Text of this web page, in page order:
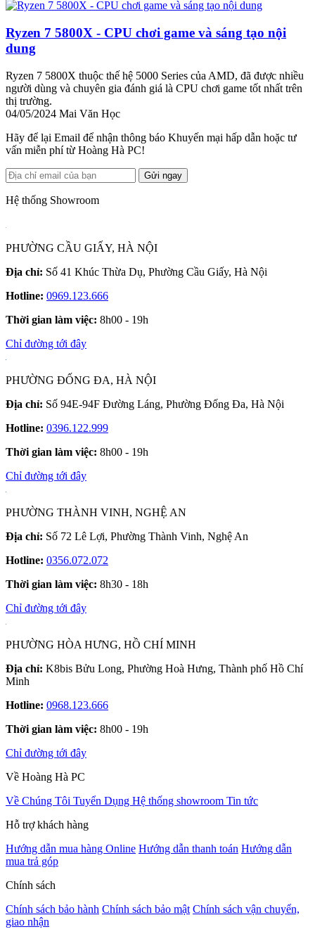
Ryzen 7 5800X - CPU chơi game và sáng tạo nội
dung
Ryzen 7 5800X thuộc thế hệ 5000 Series của AMD, đã được nhiều
người dùng và chuyên gia đánh giá là CPU chơi game tốt nhất trên
thị trường.
04/05/2024 Mai Văn Học
Hãy để lại Email để nhận thông báo Khuyến mại hấp dẫn hoặc tư
vấn miễn phí từ Hoàng Hà PC!
Gửi ngay
Hệ thống Showroom
PHƯỜNG CẦU GIẤY, HÀ NỘI
Địa chỉ: Số 41 Khúc Thừa Dụ, Phường Cầu Giấy, Hà Nội
Hotline: 0969.123.666
Thời gian làm việc: 8h00 - 19h
Chỉ đường tới đây
PHƯỜNG ĐỐNG ĐA, HÀ NỘI
Địa chỉ: Số 94E-94F Đường Láng, Phường Đống Đa, Hà Nội
Hotline: 0396.122.999
Thời gian làm việc: 8h00 - 19h
Chỉ đường tới đây
PHƯỜNG THÀNH VINH, NGHỆ AN
Địa chỉ: Số 72 Lê Lợi, Phường Thành Vinh, Nghệ An
Hotline: 0356.072.072
Thời gian làm việc: 8h30 - 18h
Chỉ đường tới đây
PHƯỜNG HÒA HƯNG, HỒ CHÍ MINH
Địa chỉ: K8bis Bửu Long, Phường Hoà Hưng, Thành phố Hồ Chí
Minh
Hotline: 0968.123.666
Thời gian làm việc: 8h00 - 19h
Chỉ đường tới đây
Về Hoàng Hà PC
Về Chúng Tôi Tuyển Dụng Hệ thống showroom Tin tức
Hỗ trợ khách hàng
Hướng dẫn mua hàng Online Hướng dẫn thanh toán Hướng dẫn
mua trả góp
Chính sách
Chính sách bảo hành Chính sách bảo mật Chính sách vận chuyển,
giao nhận